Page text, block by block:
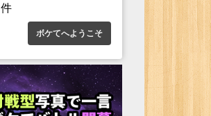
件
ボケてへようこそ